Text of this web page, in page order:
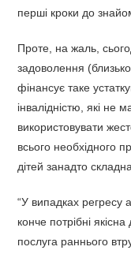
перші кроки до
Проте, на жаль,
задоволення
фінансує таке
інвалідністю, які не
використовувати
всього необхідного
дітей занадто
“У випадках регресу
конче потрібні
послуга раннього